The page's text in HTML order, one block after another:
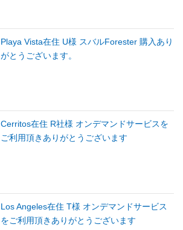
Playa Vista在住 U様 スバルForester 購入あり
がとうございます。
Cerritos在住 R社様 オンデマンドサービスを
ご利用頂きありがとうございます
Los Angeles在住 T様 オンデマンドサービス
をご利用頂きありがとうございます